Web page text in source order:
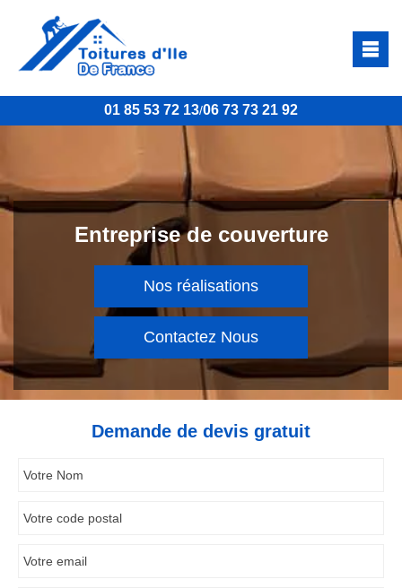
01 85 53 72 13/06 73 73 21 92
Entreprise de couverture
Nos réalisations
Contactez Nous
Demande de devis gratuit